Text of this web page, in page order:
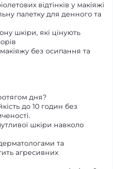
відтінків у макіяжі
палетку для денного та
шкіри, які цінують
без осипання та
дня?
до 10 годин без
шкіри навколо
та
агресивних